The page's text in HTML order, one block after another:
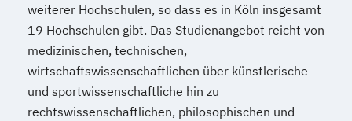
weiterer Hochschulen, so dass es in Köln insgesamt
19 Hochschulen gibt. Das Studienangebot reicht von
medizinischen, technischen,
wirtschaftswissenschaftlichen über künstlerische
und sportwissenschaftliche hin zu
rechtswissenschaftlichen, philosophischen und